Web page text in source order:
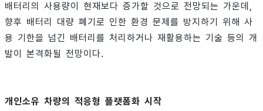
배터리의 사용량이 현재보다 증가할 것으로 전망되는 가운데,
향후 배터리 대량 폐기로 인한 환경 문제를 방지하기 위해 사
용 기한을 넘긴 배터리를 처리하거나 재활용하는 기술 등의 개
발이 본격화될 전망이다.
개인소유 차량의 적응형 플랫폼화 시작